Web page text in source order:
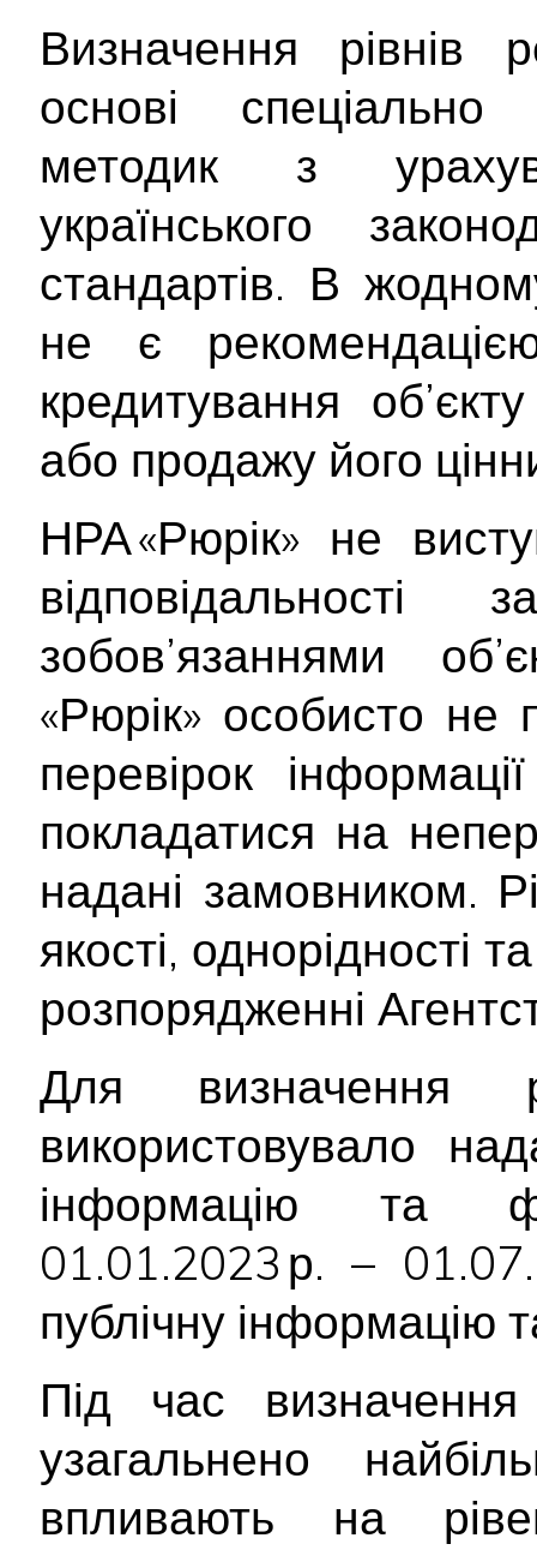
Визначення рівнів
основі спеціально
методик з
українського
стандартів. В
не є
кредитування
або продажу його
НРА «Рюрік» не
зобов’язаннями
«Рюрік» особисто не
перевірок
покладатися на
надані замовником.
якості, однорідності
розпорядженні
Для визначення
використовувало
інформацію та
01.01.2023 р. –
публічну інформацію
Під час визначення
узагальнено
впливають на